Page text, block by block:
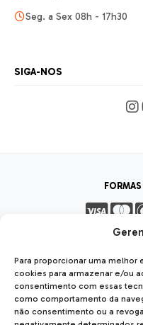
Para proporcionar uma
cookies para armazenar e/ou
consentimento com essas
como comportamento da
não consentimento ou a
Seg. a Sex 08h - 17h30
SIGA-NOS